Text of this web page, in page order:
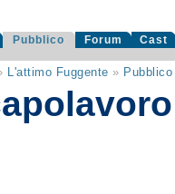
Pubblico Forum Cast
L'attimo Fuggente » Pubblico